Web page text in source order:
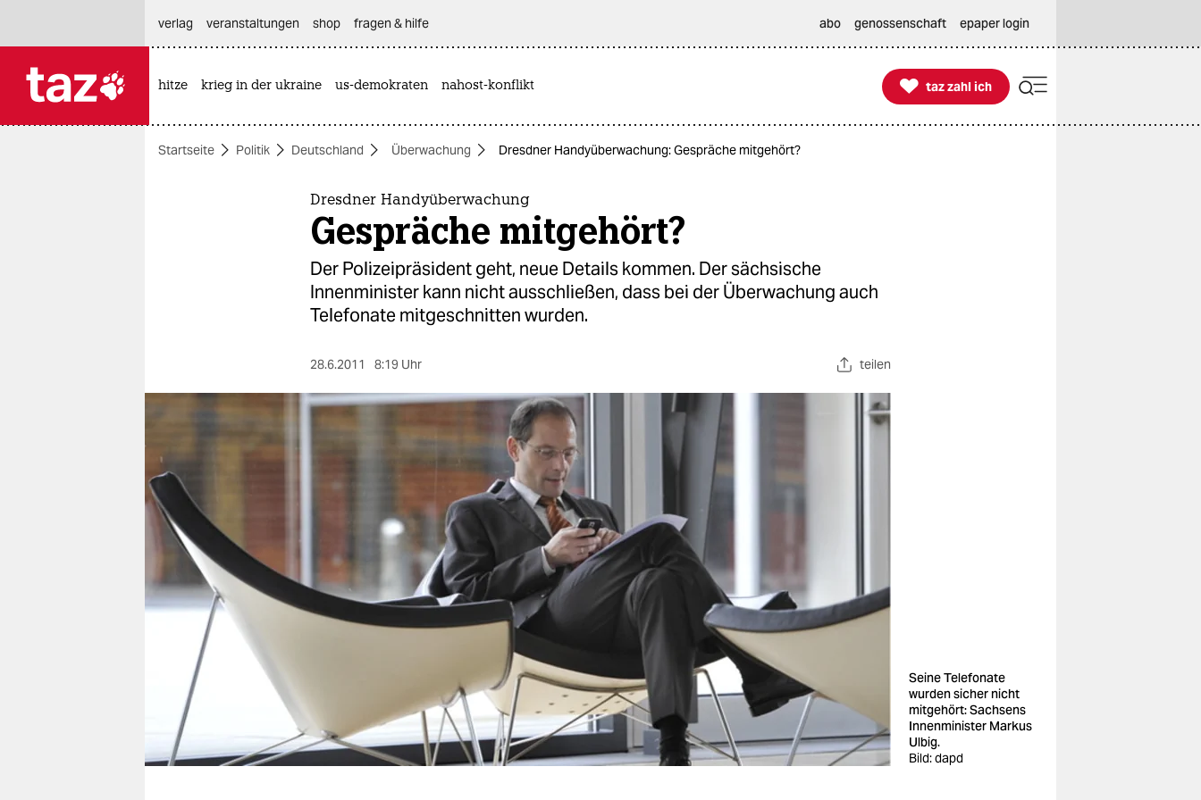
themen
berlin
wahrheit
verlag
verlag
veranstaltungen
fragen & hilfe
unterstützen
abo
genossenschaft
verlag
veranstaltungen shop fragen & hilfe abo genossenschaft epaper login
hitze krieg in der ukraine us-demokraten nahost-konflikt 
taz zahl ich
taz zahl ich
Startseite Politik Deutschland Überwachung Dresdner Handyüberwachung: Gespräche mitgehört?
Dresdner Handyüberwachung
Gespräche mitgehört?
Der Polizeipräsident geht, neue Details kommen. Der sächsische
Innenminister kann nicht ausschließen, dass bei der Überwachung auch
Telefonate mitgeschnitten wurden.
28.6.2011 8:19 Uhr teilen
Seine Telefonate
wurden sicher nicht
mitgehört: Sachsens
Innenminister Markus
Ulbig.
Bild: dapd